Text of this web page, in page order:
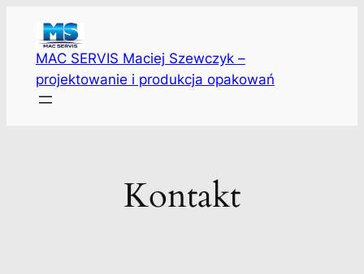
treściMAC SERVIS Maciej Szewczyk –
projektowanie i produkcja opakowań
Kontakt